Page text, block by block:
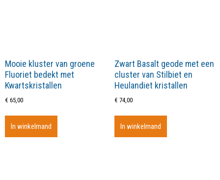
Mooie kluster van groene
Fluoriet bedekt met
Kwartskristallen
€ 65,00
In winkelmand
Zwart Basalt geode met een
cluster van Stilbiet en
Heulandiet kristallen
€ 74,00
In winkelmand